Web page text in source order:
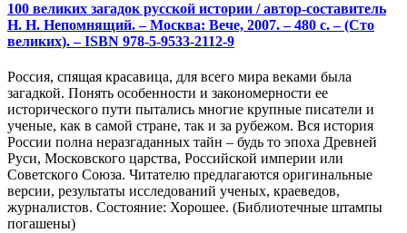
100 великих загадок русской истории / автор-составитель
Н. Н. Непомнящий. – Москва: Вече, 2007. – 480 с. – (Сто
великих). – ISBN 978-5-9533-2112-9
Россия, спящая красавица, для всего мира веками была
загадкой. Понять особенности и закономерности ее
исторического пути пытались многие крупные писатели и
ученые, как в самой стране, так и за рубежом. Вся история
России полна неразгаданных тайн – будь то эпоха Древней
Руси, Московского царства, Российской империи или
Советского Союза. Читателю предлагаются оригинальные
версии, результаты исследований ученых, краеведов,
журналистов. Состояние: Хорошее. (Библиотечные штампы
погашены)